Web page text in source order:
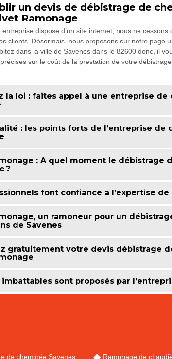
un devis de débistrage de
Ramonage
dispose d’un site internet, nous ne cessons
clients. Désormais, nous proposons sur notre page
dans la ville de Savenes dans le 82600 donc, il
sur le coût de la prestation de votre
la loi : faites appel à une entreprise de
: les points forts de l’entreprise de
: A quel moment le débistrage
?
font confiance à l’expertise de
un ramoneur pour un
de Savenes
gratuitement votre devis débistrage
sont proposés par
de cheminée Savenes
Ramonage de